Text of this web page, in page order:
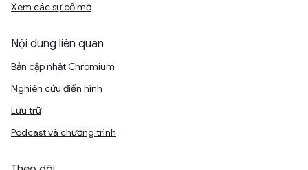
Xem các sự cố mở
Nội dung liên quan
Bản cập nhật Chromium
Nghiên cứu điển hình
Lưu trữ
Podcast và chương trình